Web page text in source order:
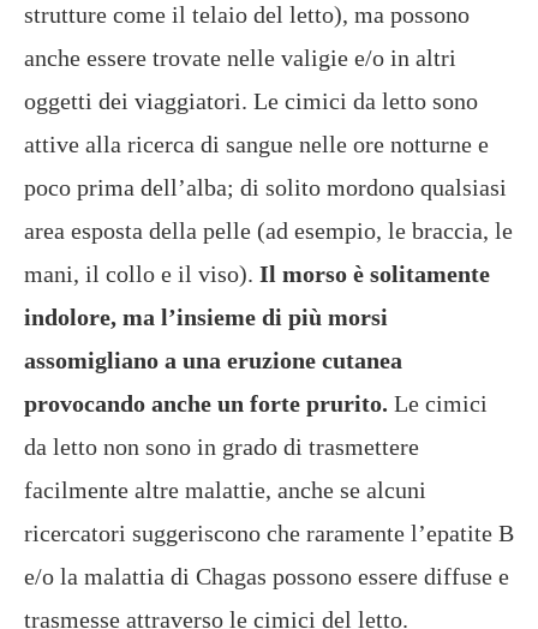
strutture come il telaio del letto), ma possono
anche essere trovate nelle valigie e/o in altri
oggetti dei viaggiatori. Le cimici da letto sono
attive alla ricerca di sangue nelle ore notturne e
poco prima dell’alba; di solito mordono qualsiasi
area esposta della pelle (ad esempio, le braccia, le
mani, il collo e il viso). Il morso è solitamente
indolore, ma l’insieme di più morsi
assomigliano a una eruzione cutanea
provocando anche un forte prurito. Le cimici
da letto non sono in grado di trasmettere
facilmente altre malattie, anche se alcuni
ricercatori suggeriscono che raramente l’epatite B
e/o la malattia di Chagas possono essere diffuse e
trasmesse attraverso le cimici del letto.